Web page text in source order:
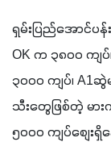
ရှမ်းပြည်အောင်ပ
OK က ၃၈၀၀ ကျပ်
၃၀၀၀ ကျပ်၊ A1
သီးတွေဖြစ်တဲ့ မား
၅၀၀၀ ကျပ်စျေးရှိ